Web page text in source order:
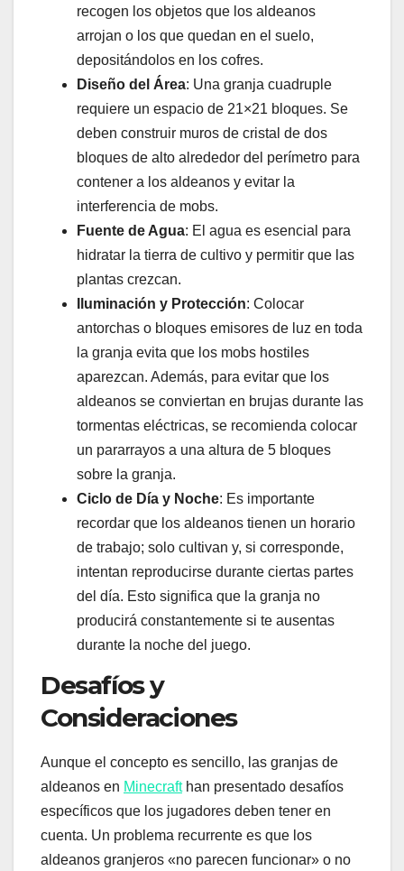
recogen los objetos que los aldeanos
arrojan o los que quedan en el suelo,
depositándolos en los cofres.
Diseño del Área: Una granja cuadruple
requiere un espacio de 21×21 bloques. Se
deben construir muros de cristal de dos
bloques de alto alrededor del perímetro para
contener a los aldeanos y evitar la
interferencia de mobs.
Fuente de Agua: El agua es esencial para
hidratar la tierra de cultivo y permitir que las
plantas crezcan.
Iluminación y Protección: Colocar
antorchas o bloques emisores de luz en toda
la granja evita que los mobs hostiles
aparezcan. Además, para evitar que los
aldeanos se conviertan en brujas durante las
tormentas eléctricas, se recomienda colocar
un pararrayos a una altura de 5 bloques
sobre la granja.
Ciclo de Día y Noche: Es importante
recordar que los aldeanos tienen un horario
de trabajo; solo cultivan y, si corresponde,
intentan reproducirse durante ciertas partes
del día. Esto significa que la granja no
producirá constantemente si te ausentas
durante la noche del juego.
Desafíos y
Consideraciones
Aunque el concepto es sencillo, las granjas de
aldeanos en Minecrafthan presentado desafíos
específicos que los jugadores deben tener en
cuenta. Un problema recurrente es que los
aldeanos granjeros «no parecen funcionar» o no